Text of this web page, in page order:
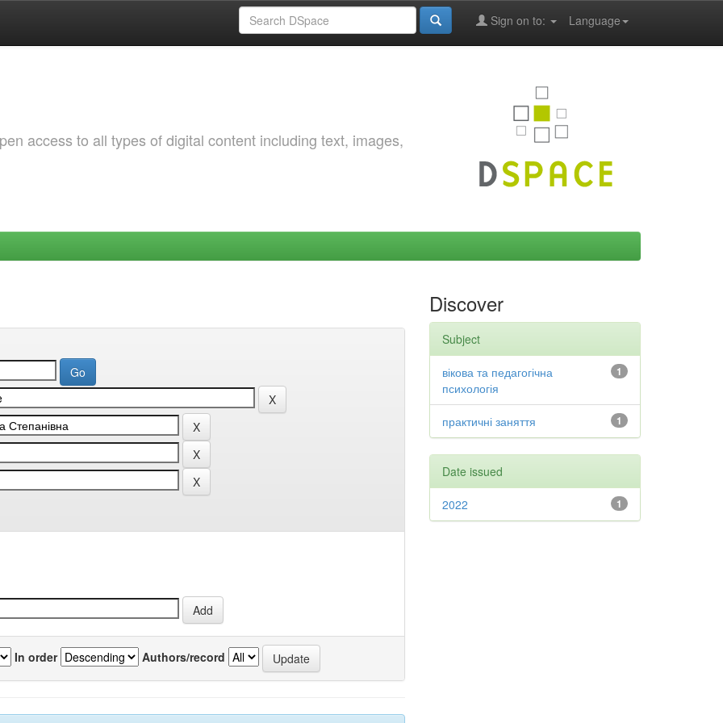
Language
Sign on to:
access to all types of digital content including text, images,
In order Authors/record
Discover
Subject
1
вікова та педагогічна
психологія
1
практичні заняття
Date issued
1
2022